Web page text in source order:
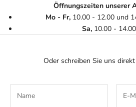
Öffnungszeiten unserer
Mo - Fr, 10.00 - 12.00 und
Sa,10.00 -
Oder schreiben Sie uns